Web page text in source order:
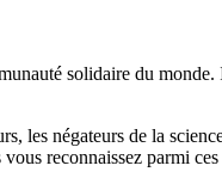
solidaire du
les négateurs de la
reconnaissez parmi